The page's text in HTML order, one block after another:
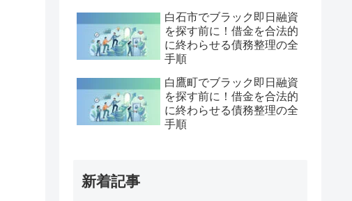
白石市でブラック即日融資
を探す前に！借金を合法的
に終わらせる債務整理の全
手順
白鷹町でブラック即日融資
を探す前に！借金を合法的
に終わらせる債務整理の全
手順
新着記事